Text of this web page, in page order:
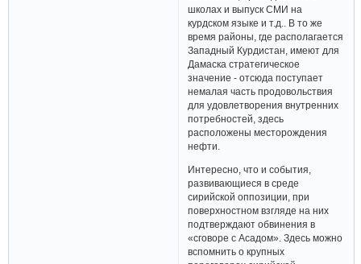
школах и выпуск СМИ на
курдском языке и т.д.. В то же
время районы, где располагается
Западный Курдистан, имеют для
Дамаска стратегическое
значение - отсюда поступает
немалая часть продовольствия
для удовлетворения внутренних
потребностей, здесь
расположены месторождения
нефти.
Интересно, что и события,
развивающиеся в среде
сирийской оппозиции, при
поверхностном взгляде на них
подтверждают обвинения в
«сговоре с Асадом». Здесь можно
вспомнить о крупных